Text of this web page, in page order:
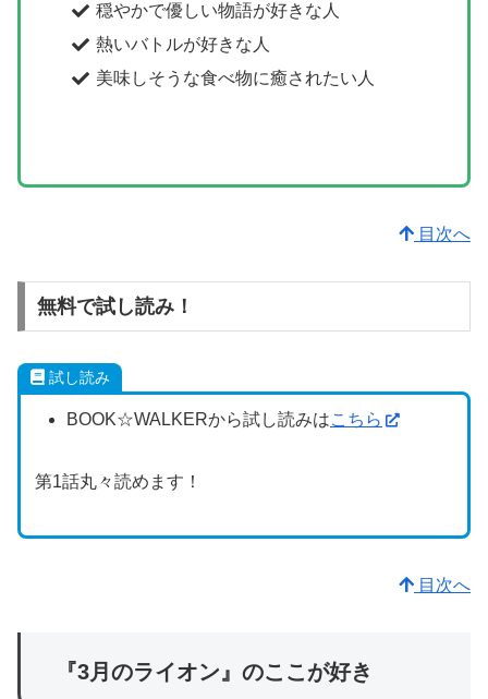
穏やかで優しい物語が好きな人
熱いバトルが好きな人
美味しそうな食べ物に癒されたい人
目次へ
無料で試し読み！
試し読み
BOOK☆WALKERから試し読みはこちら
第1話丸々読めます！
目次へ
『3月のライオン』のここが好き